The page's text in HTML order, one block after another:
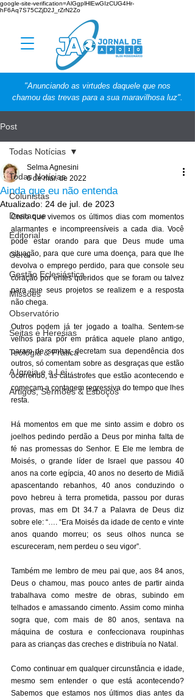
google-site-verification=AlGgplHlEwGIzCUG4Hr-
hF6Aq7S75CZjD2J_rZrN2Zo
"Anunciando as virtudes daquele que nos
chamou das trevas para a sua maravilhosa luz".
Post
Todas Notícias
Colunistas
Destaque
Editorial
Geral
Gestão Eclesiástica
Missões
Observatório
Seitas e Heresias
Teologia & Prática
A Igreja e a Lei
Artigos, Sermões & Esboços
Todas Notícias
Ainda que eu não entenda
Selma Agnesini
6 de mar. de 2022
Atualizado: 24 de jul. de 2023
Creio que vivemos os últimos dias com momentos
alarmantes e incompreensíveis a cada dia. Você
pode estar orando para que Deus mude uma
situação, para que cure uma doença, para que lhe
devolva o emprego perdido, para que console seu
coração por entes queridos que se foram ou talvez
para que seus projetos se realizem e a resposta
não chega.
Outros podem já ter jogado a toalha. Sentem-se
velhos para pôr em prática aquele plano antigo,
param de sonhar, decretam sua dependência dos
outros, só comentam sobre as desgraças que estão
ocorrendo, as catástrofes que estão acontecendo e
começam a contagem regressiva do tempo que lhes
resta.
Há momentos em que me sinto assim e dobro os
joelhos pedindo perdão a Deus por minha falta de
fé nas promessas do Senhor. E Ele me lembra de
Moisés, o grande líder de Israel que passou 40
anos na corte egípcia, 40 anos no deserto de Midiã
apascentando rebanhos, 40 anos conduzindo o
povo hebreu à terra prometida, passou por duras
provas, mas em Dt 34.7 a Palavra de Deus diz
sobre ele: “…. “Era Moisés da idade de cento e vinte
anos quando morreu; os seus olhos nunca se
escureceram, nem perdeu o seu vigor”.
Também me lembro de meu pai que, aos 84 anos,
Deus o chamou, mas pouco antes de partir ainda
trabalhava como mestre de obras, subindo em
telhados e amassando cimento. Assim como minha
sogra que, com mais de 80 anos, sentava na
máquina de costura e confeccionava roupinhas
para as crianças das creches e distribuía no Natal.
Como continuar em qualquer circunstância e idade,
mesmo sem entender o que está acontecendo?
Sabemos que estamos nos últimos dias antes da